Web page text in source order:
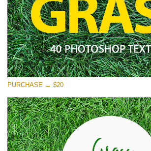
Large 6000*4000px
Entire Collection
(1783 Overlays)
Large 6000*4000px
Скачать Бесплатно
PURCHASE → $20